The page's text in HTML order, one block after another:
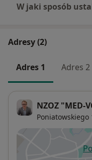
W jaki sposób
Adresy (2)
Adres 1 Adres 2
NZOZ "MED-
Poniatowskiego